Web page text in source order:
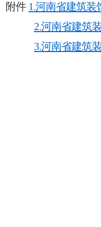
附件 1.河南省建筑
2.河南省建筑
3.河南省建筑